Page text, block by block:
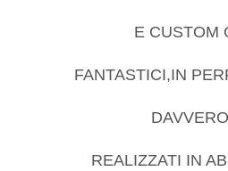
E CUSTOM
FANTASTICI,IN
REALIZZATI IN